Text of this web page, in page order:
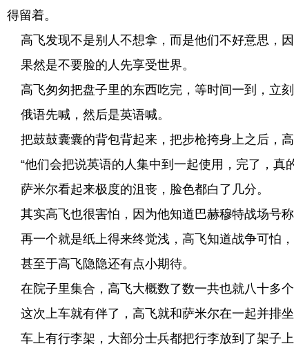
得留着。
高飞发现不是别人不想拿，而是他们不好意思，
果然是不要脸的人先享受世界。
高飞匆匆把盘子里的东西吃完，等时间一到，立
俄语先喊，然后是英语喊。
把鼓鼓囊囊的背包背起来，把步枪挎身上之后，
“他们会把说英语的人集中到一起使用，完了，真
萨米尔看起来极度的沮丧，脸色都白了几分。
其实高飞也很害怕，因为他知道巴赫穆特战场号
再一个就是纸上得来终觉浅，高飞知道战争可怕
甚至于高飞隐隐还有点小期待。
在院子里集合，高飞大概数了数一共也就八十多
这次上车就有伴了，高飞就和萨米尔在一起并排坐
车上有行李架，大部分士兵都把行李放到了架子